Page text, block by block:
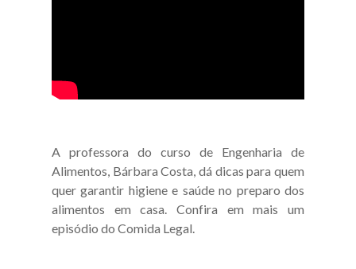
A professora do curso de Engenharia de
Alimentos, Bárbara Costa, dá dicas para quem
quer garantir higiene e saúde no preparo dos
alimentos em casa. Confira em mais um
episódio do Comida Legal.